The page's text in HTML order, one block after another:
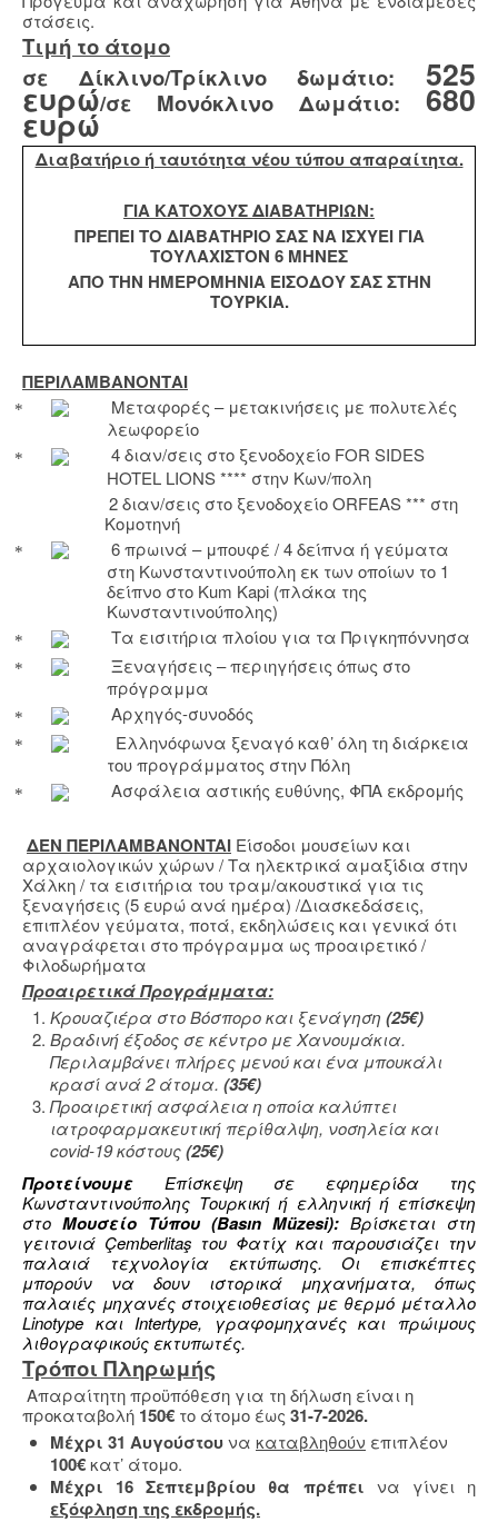
στάσεις.
Τιμή το άτομο
σε Δίκλινο/Τρίκλινο δωμάτιο: 525
ευρώ/σε Μονόκλινο Δωμάτιο: 680
ευρώ
Διαβατήριο ή ταυτότητα νέου τύπου απαραίτητα.
ΓΙΑ ΚΑΤΟΧΟΥΣ ΔΙΑΒΑΤΗΡΙΩΝ:
ΠΡΕΠΕΙ ΤΟ ΔΙΑΒΑΤΗΡΙΟ ΣΑΣ ΝΑ ΙΣΧΥΕΙ ΓΙΑ
ΤΟΥΛΑΧΙΣΤΟΝ 6 ΜΗΝΕΣ
ΑΠΟ ΤΗΝ ΗΜΕΡΟΜΗΝΙΑ ΕΙΣΟΔΟΥ ΣΑΣ ΣΤΗΝ
ΤΟΥΡΚΙΑ.
ΠΕΡΙΛΑΜΒΑΝΟΝΤΑΙ
Μεταφορές – μετακινήσεις με πολυτελές
λεωφορείο
4 διαν/σεις στο ξενοδοχείο FOR SIDES
HOTEL LIONS**** στην Κων/πολη
2 διαν/σεις στο ξενοδοχείοORFEAS*** στη
Κομοτηνή
6 πρωινά – μπουφέ / 4 δείπνα ή γεύματα
στη Κωνσταντινούπολη εκ των οποίων το 1
δείπνο στo Kum Kapi(πλάκα της
Κωνσταντινούπολης)
Τα εισιτήρια πλοίου για τα Πριγκηπόννησα
Ξεναγήσεις – περιηγήσεις όπως στο
πρόγραμμα
Αρχηγός-συνοδός
Ελληνόφωνα ξεναγό καθ’ όλη τη διάρκεια
του προγράμματος στην Πόλη
Ασφάλεια αστικής ευθύνης, ΦΠΑ εκδρομής
ΔΕΝ ΠΕΡΙΛΑΜΒΑΝONTAI Είσοδοι μουσείων και
αρχαιολογικών χώρων / Τα ηλεκτρικά αμαξίδια στην
Χάλκη / τα εισιτήρια του τραμ/ακουστικά για τις
ξεναγήσεις (5 ευρώ ανά ημέρα) /Διασκεδάσεις,
επιπλέον γεύματα, ποτά, εκδηλώσεις και γενικά ότι
αναγράφεται στο πρόγραμμα ως προαιρετικό /
Φιλοδωρήματα
Προαιρετικά Προγράμματα:
Κρουαζιέρα στο Βόσπορο και ξενάγηση (25€)
Βραδινή έξοδος σε κέντρο με Χανουμάκια.
Περιλαμβάνει πλήρες μενού και ένα μπουκάλι
κρασί ανά 2 άτομα. (35€)
Προαιρετική ασφάλεια η οποία καλύπτει
ιατροφαρμακευτική περίθαλψη, νοσηλεία και
covid-19 κόστους(25€)
Προτείνουμε Επίσκεψη σε εφημερίδα της
Κωνσταντινούπολης Τουρκική ή ελληνική ή επίσκεψη
στο Μουσείο Τύπου (Basın Müzesi): Βρίσκεται στη
γειτονιά Çemberlitaş του Φατίχ και παρουσιάζει την
παλαιά τεχνολογία εκτύπωσης. Οι επισκέπτες
μπορούν να δουν ιστορικά μηχανήματα, όπως
παλαιές μηχανές στοιχειοθεσίας με θερμό μέταλλο
Linotype και Intertype, γραφομηχανές και πρώιμους
λιθογραφικούς εκτυπωτές.
Τρόποι Πληρωμής
Απαραίτητη προϋπόθεση για τη δήλωση είναι η
προκαταβολή 150€ το άτομο έως 31-7-2026.
Μέχρι 31 Αυγούστουνα καταβληθούν επιπλέον
100€κατ’ άτομο.
Μέχρι 16 Σεπτεμβρίου θα πρέπει να γίνει η
εξόφληση της εκδρομής.